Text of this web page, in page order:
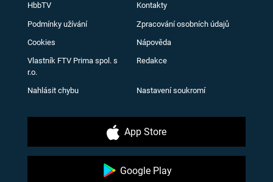
HbbTV Kontakty
Podmínky užívání Zpracování osobních údajů
Cookies Nápověda
Vlastník FTV Prima spol. s
r.o.
Redakce
Nahlásit chybu Nastavení soukromí
App Store
Google Play